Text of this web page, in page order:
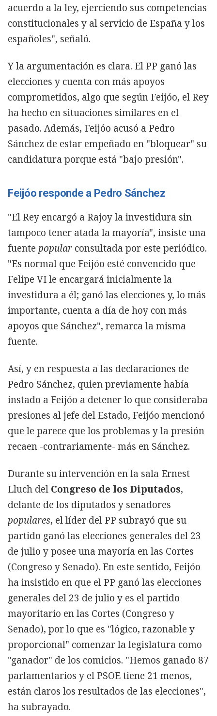
acuerdo a la ley, ejerciendo sus competencias
constitucionales y al servicio de España y los
españoles", señaló.
Y la argumentación es clara. El PP ganó las
elecciones y cuenta con más apoyos
comprometidos, algo que según Feijóo, el Rey
ha hecho en situaciones similares en el
pasado. Además, Feijóo acusó a Pedro
Sánchez de estar empeñado en "bloquear" su
candidatura porque está "bajo presión".
Feijóo responde a Pedro Sánchez
"El Rey encargó a Rajoy la investidura sin
tampoco tener atada la mayoría", insiste una
fuente popular consultada por este periódico.
"Es normal que Feijóo esté convencido que
Felipe VI le encargará inicialmente la
investidura a él; ganó las elecciones y, lo más
importante, cuenta a día de hoy con más
apoyos que Sánchez", remarca la misma
fuente.
Así, y en respuesta a las declaraciones de
Pedro Sánchez, quien previamente había
instado a Feijóo a detener lo que consideraba
presiones al jefe del Estado, Feijóo mencionó
que le parece que los problemas y la presión
recaen -contrariamente- más en Sánchez.
Durante su intervención en la sala Ernest
Lluch del Congreso de los Diputados,
delante de los diputados y senadores
populares, el líder del PP subrayó que su
partido ganó las elecciones generales del 23
de julio y posee una mayoría en las Cortes
(Congreso y Senado). En este sentido, Feijóo
ha insistido en que el PP ganó las elecciones
generales del 23 de julio y es el partido
mayoritario en las Cortes (Congreso y
Senado), por lo que es "lógico, razonable y
proporcional" comenzar la legislatura como
"ganador" de los comicios. "Hemos ganado 87
parlamentarios y el PSOE tiene 21 menos,
están claros los resultados de las elecciones",
ha subrayado.